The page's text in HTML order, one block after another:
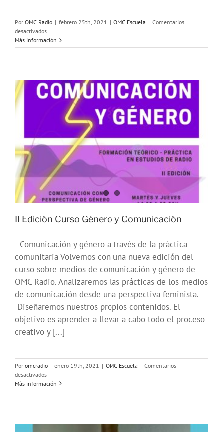
Por OMC Radio | febrero 25th, 2021 | OMC Escuela | Comentarios
desactivadosen
Cursos
gratis
la
campaña
#PrimaveraJoven
Juventud
Más información
II Edición Curso Género y Comunicación
Comunicación y género a través de la práctica
comunitaria Volvemos con una nueva edición del
curso sobre medios de comunicación y género de
OMC Radio. Analizaremos las prácticas de los medios
de comunicación desde una perspectiva feminista.
Diseñaremos nuestros propios contenidos. El
objetivo es aprender a llevar a cabo todo el proceso
creativo y [...]
Por omcradio | enero 19th, 2021 | OMC Escuela | Comentarios
desactivadosen
II
Edición
Más información